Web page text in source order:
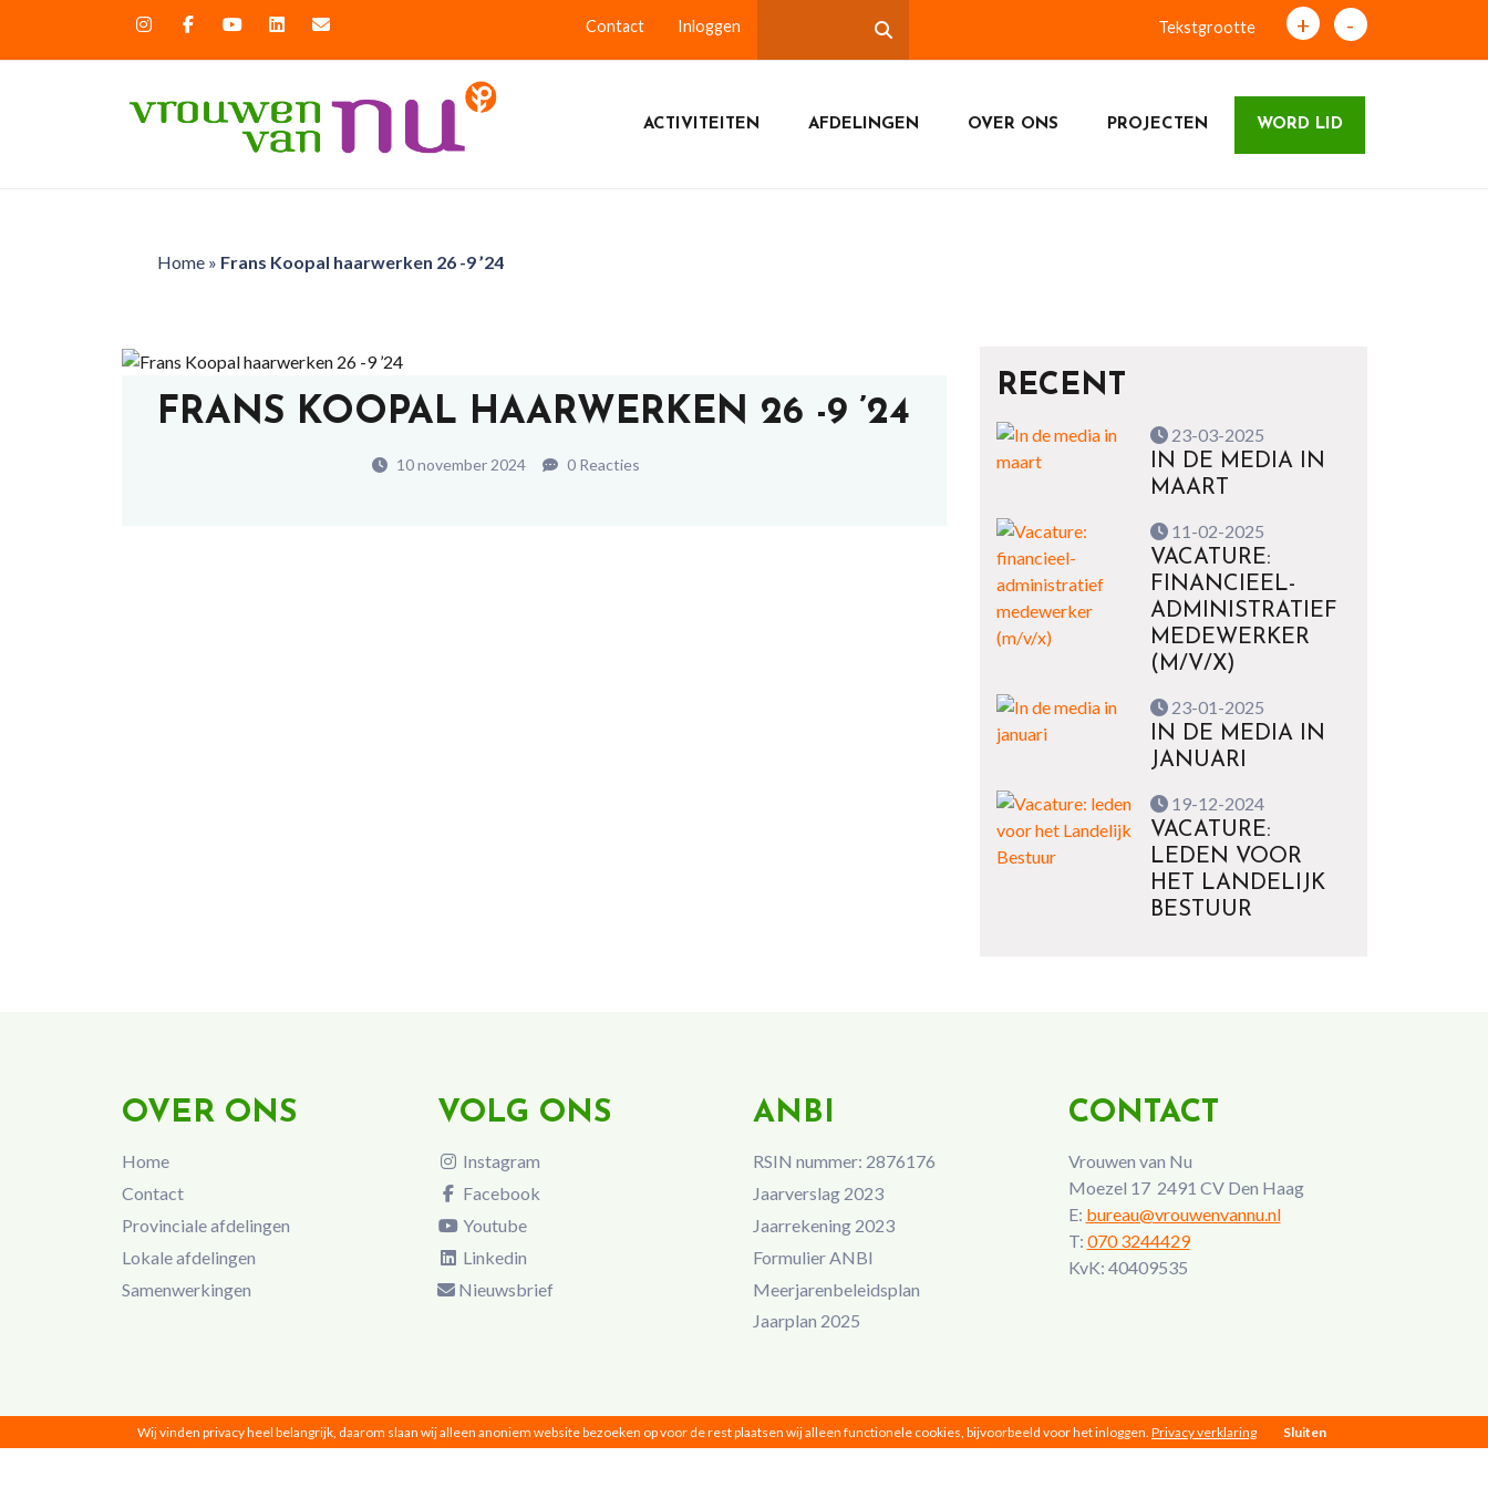
Contact Inloggen Tekstgrootte + -
ACTIVITEITEN AFDELINGEN OVER ONS PROJECTEN WORD LID
Home» Frans Koopal haarwerken 26 -9 ’24
FRANS KOOPAL HAARWERKEN 26 -9 ’24
10 november 2024 0 Reacties
RECENT
23-03-2025
IN DE MEDIA IN
MAART
11-02-2025
VACATURE:
FINANCIEEL-
ADMINISTRATIEF
MEDEWERKER
(M/V/X)
23-01-2025
IN DE MEDIA IN
JANUARI
19-12-2024
VACATURE:
LEDEN VOOR
HET LANDELIJK
BESTUUR
OVER ONS
Home
Contact
Provinciale afdelingen
Lokale afdelingen
Samenwerkingen
VOLG ONS
Instagram
Facebook
Youtube
Linkedin
Nieuwsbrief
ANBI
RSIN nummer: 2876176
Jaarverslag 2023
Jaarrekening 2023
Formulier ANBI
Meerjarenbeleidsplan
Jaarplan 2025
CONTACT
Vrouwen van Nu
Moezel 17 2491 CV Den Haag
E: bureau@vrouwenvannu.nl
T: 070 3244429
KvK: 40409535
Wij vinden privacy heel belangrijk, daarom slaan wij alleen anoniem website bezoeken op voor de rest plaatsen wij alleen functionele cookies, bijvoorbeeld voor het inloggen. Privacy verklaring Sluiten